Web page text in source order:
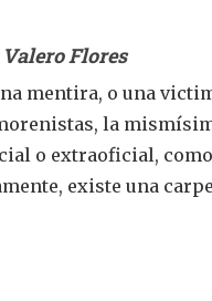
Flores
mentira, o una
la
o extraoficial,
existe una